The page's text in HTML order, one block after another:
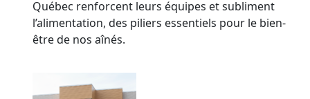
Québec renforcent leurs équipes et subliment
l’alimentation, des piliers essentiels pour le bien-
être de nos aînés.